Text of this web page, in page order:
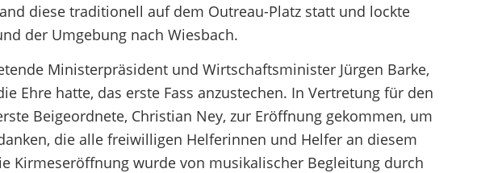
diese traditionell auf dem Outreau-Platz statt und lockte
der Umgebung nach Wiesbach.
Ministerpräsident und Wirtschaftsminister Jürgen Barke,
Ehre hatte, das erste Fass anzustechen. In Vertretung für den
Beigeordnete, Christian Ney, zur Eröffnung gekommen, um
die alle freiwilligen Helferinnen und Helfer an diesem
Kirmeseröffnung wurde von musikalischer Begleitung durch